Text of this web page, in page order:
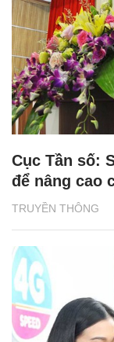
TRUYỀN THÔNG
Cục Tần số:
để nâng cao